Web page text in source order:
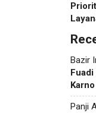
Bazir
Panji